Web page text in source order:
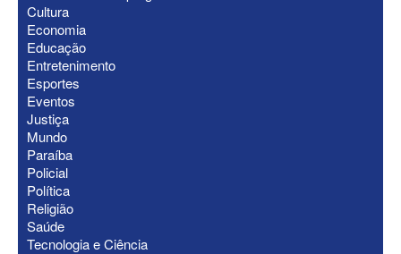
ELEIÇÕES 2026 - Nabor Vanderley
pede primeiro voto em João Azevêdo e
oficializa Daniella Ribeiro como
suplente
Cultura
Economia
Educação
Entretenimento
Esportes
Eventos
Justiça
Mundo
Paraíba
Policial
Política
Religião
Saúde
Tecnologia e Ciência